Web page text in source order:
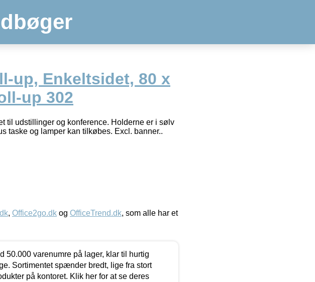
up, Enkeltsidet, 80 x
up 302
til udstillinger og konference. Holderne er i sølv
taske og lamper kan tilkøbes. Excl. banner..
, Office2go.dk og OfficeTrend.dk, som alle har et
50.000 varenumre på lager, klar til hurtig
Sortimentet spænder bredt, lige fra stort
på kontoret. Klik her for at se deres